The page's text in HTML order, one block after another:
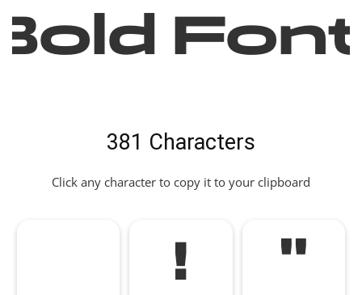
381 Characters
Click any character to copy it to your clipboard
! "